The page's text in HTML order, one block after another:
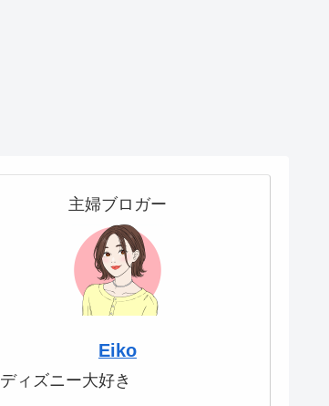
主婦ブロガー
Eiko
ディズニー大好き